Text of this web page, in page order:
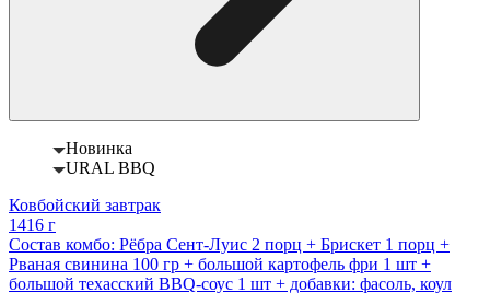
Новинка
URAL BBQ
Ковбойский завтрак
1416 г
Состав комбо: Рёбра Сент-Луис 2 порц + Брискет 1 порц +
Рваная свинина 100 гр + большой картофель фри 1 шт +
большой техасский BBQ-соус 1 шт + добавки: фасоль, коул